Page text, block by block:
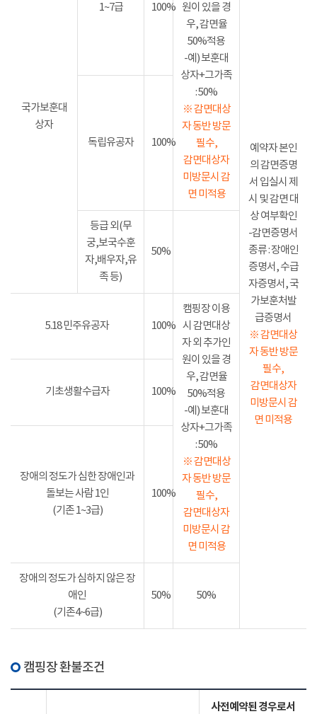
국가보훈대
상자
1~7급 100% 원이 있을 경
우, 감면율
50%적용
-예) 보훈대
상자+그가족
: 50%
※ 감면대상
자 동반 방문
필수,
감면대상자
미방문시 감
면 미적용
예약자 본인
의 감면증명
서 입실시 제
시 및 감면 대
상 여부확인
-감면증명서
종류 : 장애인
증명서, 수급
자증명서, 국
가보훈처발
급증명서
※ 감면대상
자 동반 방문
필수,
감면대상자
미방문시 감
면 미적용
독립유공자 100%
등급 외(무
궁,보국수훈
자,배우자,유
족 등)
50%
5.18 민주유공자 100%
캠핑장 이용
시 감면대상
자 외 추가인
원이 있을 경
우, 감면율
50%적용
-예) 보훈대
상자+그가족
: 50%
※ 감면대상
자 동반 방문
필수,
감면대상자
미방문시 감
면 미적용
기초생활수급자 100%
장애의 정도가 심한 장애인과
돌보는 사람 1인
(기존 1~3급)
100%
장애의 정도가 심하지 않은 장
애인
(기존4~6급)
50% 50%
캠핑장 환불조건
사전예약된 경우로서